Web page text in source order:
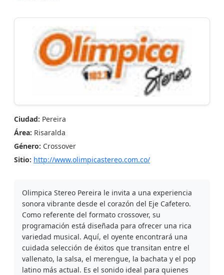
Ciudad: Pereira
Área: Risaralda
Género: Crossover
Sitio: http://www.olimpicastereo.com.co/
Olimpica Stereo Pereira le invita a una experiencia
sonora vibrante desde el corazón del Eje Cafetero.
Como referente del formato crossover, su
programación está diseñada para ofrecer una rica
variedad musical. Aquí, el oyente encontrará una
cuidada selección de éxitos que transitan entre el
vallenato, la salsa, el merengue, la bachata y el pop
latino más actual. Es el sonido ideal para quienes